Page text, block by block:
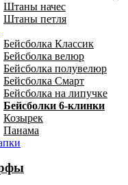
Штаны начес
Штаны петля
Бейсболка Классик
Бейсболка велюр
Бейсболка полувелюр
Бейсболка Смарт
Бейсболка на липучке
Бейсболки 6-клинки
Козырек
Панама